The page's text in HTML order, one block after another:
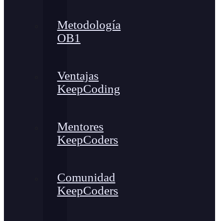
Metodología
OB1
Ventajas
KeepCoding
Mentores
KeepCoders
Comunidad
KeepCoders